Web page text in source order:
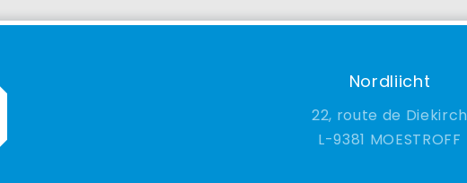
Nordliicht
22, route de Diekirch
9381 MOESTROFF